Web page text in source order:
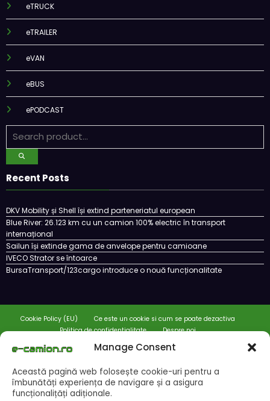
Manage Consent
Această pagină web folosește cookie-uri pentru a
îmbunătăți experiența de navigare și a asigura
funcționalițăți adiționale.
eTRUCK
eTRAILER
eVAN
eBUS
ePODCAST
Recent Posts
DKV Mobility și Shell își extind parteneriatul european
Blue River: 26.123 km cu un camion 100% electric în transport
internațional
Sailun își extinde gama de anvelope pentru camioane
IVECO Strator se întoarce
BursaTransport/123cargo introduce o nouă funcționalitate
Cookie Policy (EU)
Ce este un cookie si cum se poate dezactiva
Politica de confidentialitate
Despre noi
Copyright © 2024 by E-CAMION.RO MEDIA Toate drepturile sunt rezervate |
Powered By